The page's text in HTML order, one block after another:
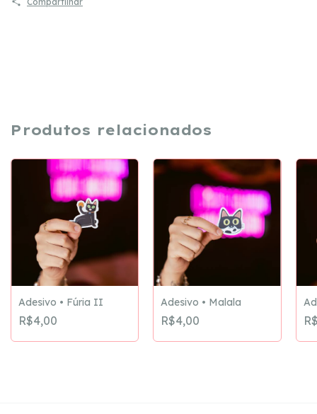
Produtos relacionados
Adesivo • Fúria II
R$4,00
Adesivo • Malala
R$4,00